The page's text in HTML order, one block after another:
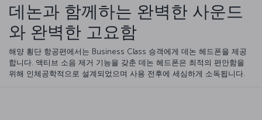
데논과 함께하는 완벽한 사운드
와 완벽한 고요함
해양 횡단 항공편에서는 Business Class 승객에게 데논 헤드폰을 제공
합니다. 액티브 소음 제거 기능을 갖춘 데논 헤드폰은 최적의 편안함을
위해 인체공학적으로 설계되었으며 사용 전후에 세심하게 소독됩니다.